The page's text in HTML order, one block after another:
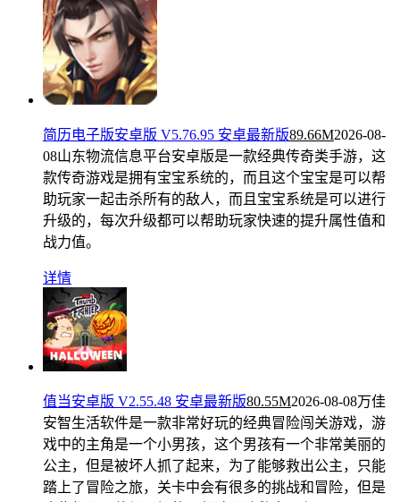
简历电子版安卓版 V5.76.95 安卓最新版89.66M2026-08-
08山东物流信息平台安卓版是一款经典传奇类手游，这
款传奇游戏是拥有宝宝系统的，而且这个宝宝是可以帮
助玩家一起击杀所有的敌人，而且宝宝系统是可以进行
升级的，每次升级都可以帮助玩家快速的提升属性值和
战力值。
详情
值当安卓版 V2.55.48 安卓最新版80.55M2026-08-08万佳
安智生活软件是一款非常好玩的经典冒险闯关游戏，游
戏中的主角是一个小男孩，这个男孩有一个非常美丽的
公主，但是被坏人抓了起来，为了能够救出公主，只能
踏上了冒险之旅，关卡中会有很多的挑战和冒险，但是